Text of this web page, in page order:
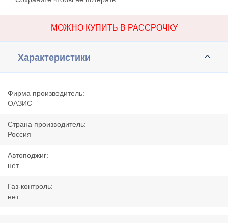
МОЖНО КУПИТЬ В РАССРОЧКУ
Характеристики
Фирма производитель:
ОАЗИС
Страна производитель:
Россия
Автоподжиг:
нет
Газ-контроль:
нет